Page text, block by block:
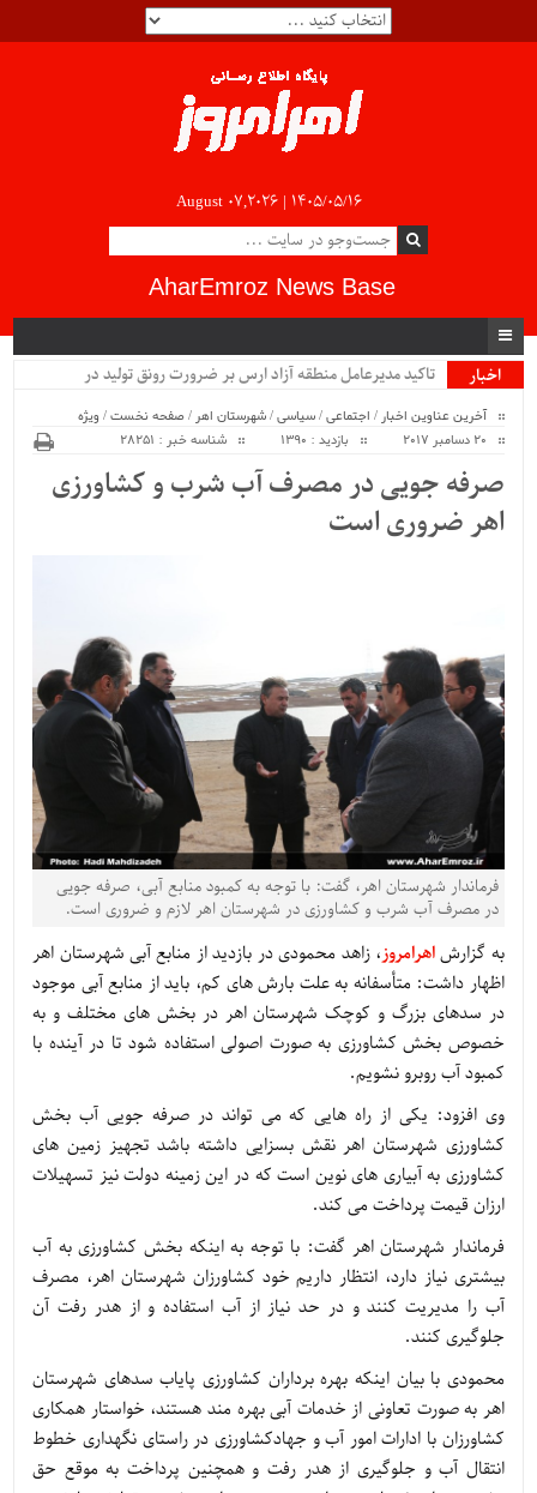
August 07,2026 | ۱۴۰۵/۰۵/۱۶
AharEmroz News Base
اخبار
تاکید مدیرعامل منطقه آزاد ارس بر ضرورت رونق تولید در
آخرین عناوین اخبار / اجتماعی/سیاسی/شهرستان اهر /صفحه نخست/ ویژه
بازدید : 1390 شناسه خبر : 28251
صرفه جویی در مصرف آب شرب و کشاورزی
اهر ضروری است
فرماندار شهرستان اهر، گفت: با توجه به کمبود منابع آبی، صرفه جویی
در مصرف آب شرب و کشاورزی در شهرستان اهر لازم و ضروری است.
به گزارشاهرامروز، زاهد محمودی در بازدید از منابع آبی شهرستان اهر
اظهار داشت: متأسفانه به علت بارش های کم، باید از منابع آبی موجود
در سدهای بزرگ و کوچک شهرستان اهر در بخش های مختلف و به
خصوص بخش کشاورزی به صورت اصولی استفاده شود تا در آینده با
کمبود آب روبرو نشویم.
وی افزود: یکی از راه هایی که می تواند در صرفه جویی آب بخش
کشاورزی شهرستان اهر نقش بسزایی داشته باشد تجهیز زمین های
کشاورزی به آبیاری های نوین است که در این زمینه دولت نیز تسهیلات
ارزان قیمت پرداخت می کند.
فرماندار شهرستان اهر گفت: با توجه به اینکه بخش کشاورزی به آب
بیشتری نیاز دارد، انتظار داریم خود کشاورزان شهرستان اهر، مصرف
آب را مدیریت کنند و در حد نیاز از آب استفاده و از هدر رفت آن
جلوگیری کنند.
محمودی با بیان اینکه بهره برداران کشاورزی پایاب سدهای شهرستان
اهر به صورت تعاونی از خدمات آبی بهره مند هستند، خواستار همکاری
کشاورزان با ادارات امور آب و جهادکشاورزی در راستای نگهداری خطوط
انتقال آب و جلوگیری از هدر رفت و همچنین پرداخت به موقع حق